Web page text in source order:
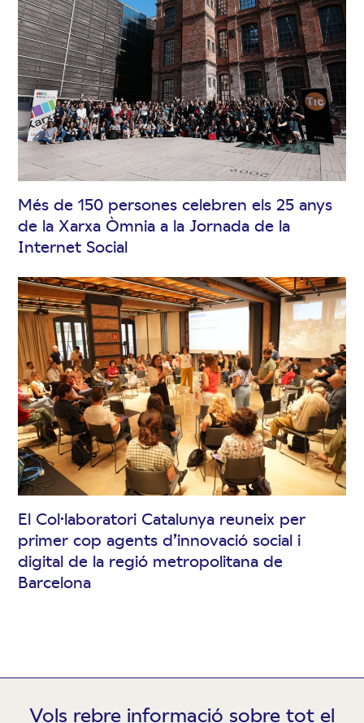
Més de 150 persones celebren els 25 anys
de la Xarxa Òmnia a la Jornada de la
Internet Social
El Col·laboratori Catalunya reuneix per
primer cop agents d’innovació social i
digital de la regió metropolitana de
Barcelona
Vols rebre informació sobre tot el